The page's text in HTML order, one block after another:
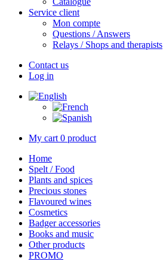
Service client
Mon compte
Questions / Answers
Relays / Shops and therapists
Contact us
Log in
My cart 0 product
Home
Spelt / Food
Plants and spices
Precious stones
Flavoured wines
Cosmetics
Badger accessories
Books and music
Other products
PROMO